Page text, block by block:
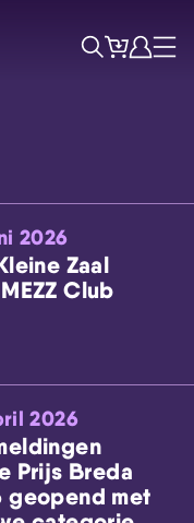
ZoekTicketsAccount
Menu
2026
Zaal
Club
2026
Prijs Breda
geopend met